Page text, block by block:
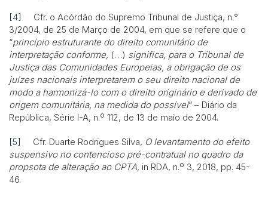
[4]
Cfr. o Acórdão do Supremo Tribunal de Justiça, n.°
3/2004, de 25 de Março de 2004, em que se refere que o
“princípio estruturante do direito comunitário de
interpretação conforme, (…) significa, para o Tribunal de
Justiça das Comunidades Europeias, a obrigação de os
juízes nacionais interpretarem o seu direito nacional de
modo a harmonizá-lo com o direito originário e derivado de
origem comunitária, na medida do possível” – Diário da
República, Série I-A, n.º 112, de 13 de maio de 2004.
[5] Cfr. Duarte Rodrigues Silva, O levantamento do efeito
suspensivo no contencioso pré-contratual no quadro da
propsota de alteração ao CPTA, in RDA, n.º 3, 2018, pp. 45-
46.